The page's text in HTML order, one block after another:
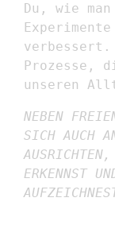
Du, wie
verbessert.
Prozesse,
unseren
NEBEN
SICH AUCH
ERKENNST